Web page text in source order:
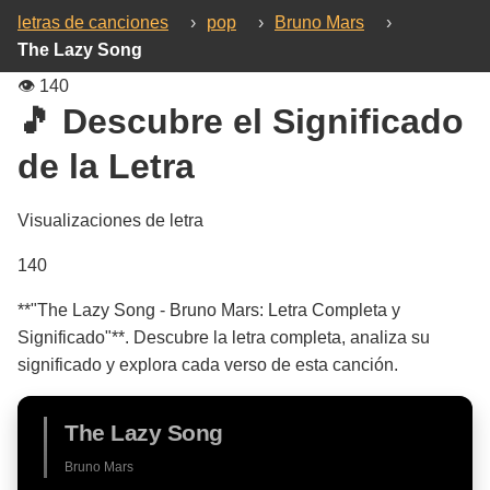
letras de canciones › pop › Bruno Mars
›
The Lazy Song
👁️ 140
🎵 Descubre el Significado
de la Letra
Visualizaciones de letra
140
**"The Lazy Song - Bruno Mars: Letra Completa y
Significado"**. Descubre la letra completa, analiza su
significado y explora cada verso de esta canción.
The Lazy Song
Bruno Mars